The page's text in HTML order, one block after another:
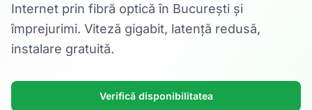
Internet prin fibră optică în București și
împrejurimi. Viteză gigabit, latență redusă,
instalare gratuită.
Verifică disponibilitatea